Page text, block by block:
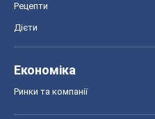
Рецепти
Дієти
Економіка
Ринки та компанії